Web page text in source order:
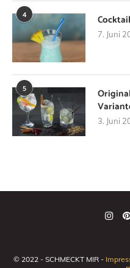
4
7. Juni
5
3. Juni
© 2022 - SCHMECKT MIR -